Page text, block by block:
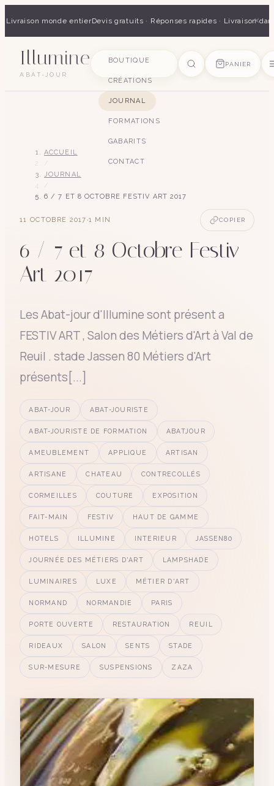
Livraison monde entierDevis gratuits · Réponses rapides · Livraison×
Illumine
ABAT-JOUR
BOUTIQUE
CRÉATIONS
JOURNAL
FORMATIONS
GABARITS
CONTACT
PANIER
ACCUEIL
JOURNAL
6 / 7 ET 8 OCTOBRE FESTIV ART 2017
11 OCTOBRE 2017 ·1 MIN COPIER
6 / 7 et 8 Octobre Festiv
Art 2017
Les Abat-jour d'Illumine sont présent a
FESTIV ART , Salon des Métiers d'Art à Val de
Reuil . stade Jassen 80 Métiers d'Art
présents[...]
ABAT-JOUR ABAT-JOURISTE
ABAT-JOURISTE DE FORMATION ABATJOUR
AMEUBLEMENT APPLIQUE ARTISAN
ARTISANE CHATEAU CONTRECOLLÉS
CORMEILLES COUTURE EXPOSITION
FAIT-MAIN FESTIV HAUT DE GAMME
HOTELS ILLUMINE INTERIEUR JASSEN80
JOURNÉE DES MÉTIERS D'ART LAMPSHADE
LUMINAIRES LUXE MÉTIER D'ART
NORMAND NORMANDIE PARIS
PORTE OUVERTE RESTAURATION REUIL
RIDEAUX SALON SENTS STADE
SUR-MESURE SUSPENSIONS ZAZA
SUGGESTIONS
art déco